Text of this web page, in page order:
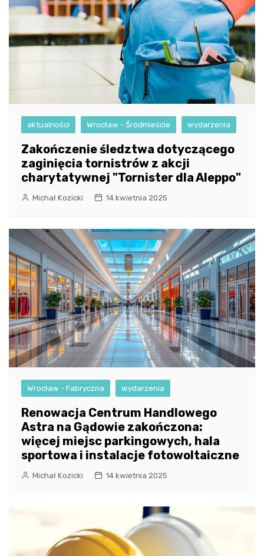
aktualności Wrocław - Śródmieście wydarzenia
Zakończenie śledztwa dotyczącego
zaginięcia tornistrów z akcji
charytatywnej "Tornister dla Aleppo"
Michał Kozicki 14 kwietnia 2025
Wrocław - Fabryczna wydarzenia
Renowacja Centrum Handlowego
Astra na Gądowie zakończona:
więcej miejsc parkingowych, hala
sportowa i instalacje fotowoltaiczne
Michał Kozicki 14 kwietnia 2025